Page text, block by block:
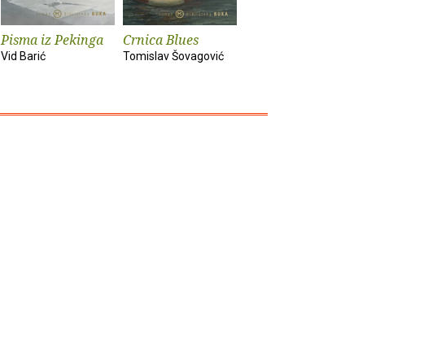
Pisma iz Pekinga
Vid Barić
Crnica Blues
Tomislav Šovagović